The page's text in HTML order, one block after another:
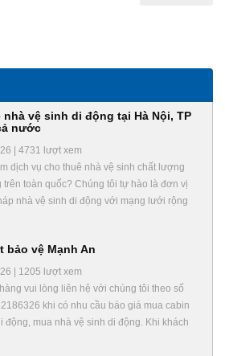
nhà vệ sinh di động tại Hà Nội, TP
nước
| 4731 lượt xem
dịch vụ cho thuê nhà vệ sinh chất lượng
toàn quốc? Chúng tôi tự hào là đơn vị
nhà vệ sinh di động với mạng lưới rộng
bảo vệ Mạnh An
| 1205 lượt xem
vui lòng liên hệ với chúng tôi theo số
khi có nhu cầu báo giá mua cabin
động, mua nhà vệ sinh di động. Khi khách